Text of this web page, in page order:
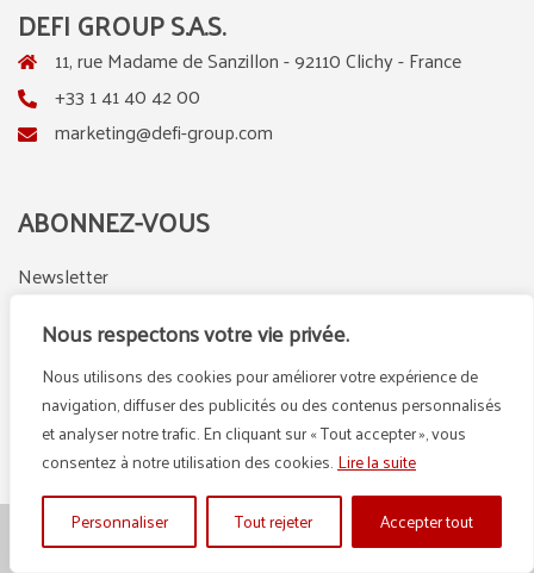
Nous respectons votre vie privée.
Nous utilisons des cookies pour améliorer votre expérience de
navigation, diffuser des publicités ou des contenus personnalisés
et analyser notre trafic. En cliquant sur « Tout accepter », vous
consentez à notre utilisation des cookies.Lire la suite
Personnaliser
Tout rejeter Accepter tout
DEFI GROUP S.A.S.
11, rue Madame de Sanzillon - 92110 Clichy - France
+33 1 41 40 42 00
marketing@defi-group.com
ABONNEZ-VOUS
Newsletter
LinkedIn
Instagram
© {2025} DEFI GROUP